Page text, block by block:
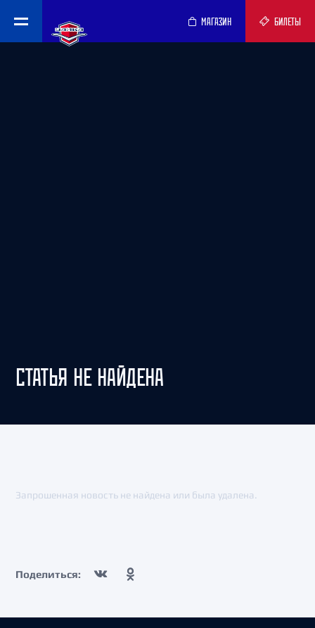
МАГАЗИН БИЛЕТЫ
СТАТЬЯ НЕ НАЙДЕНА
Запрошенная новость не найдена или была удалена.
Поделиться: